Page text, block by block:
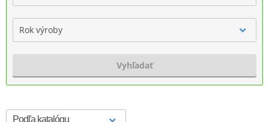
Rok výroby
Vyhľadať